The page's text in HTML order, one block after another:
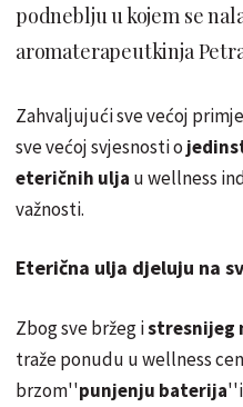
podneblju u kojem se
aromaterapeutkinja
Zahvaljujući sve većoj
sve većoj svjesnosti o
eteričnih ulja u wellness
važnosti.
Eterična ulja djeluju na
Zbog sve bržeg istresnijeg
traže ponudu u wellness
brzom''punjenju baterija